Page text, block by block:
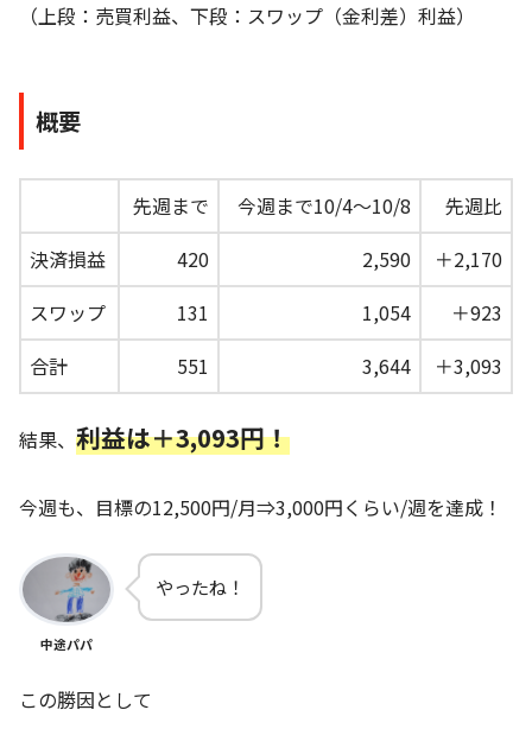
（上段：売買利益、下段：スワップ（金利差）利益）
概要
先週まで 今週まで10/4～10/8
先週比
決済損益
420 2,590
＋2,170
スワップ
131 1,054
＋923
合計
551 3,644 ＋3,093
結果、 利益は＋3,093円！
今週も、目標の12,500円/月⇒3,000円くらい/週を達成！
中途パパ
やったね！
この勝因として